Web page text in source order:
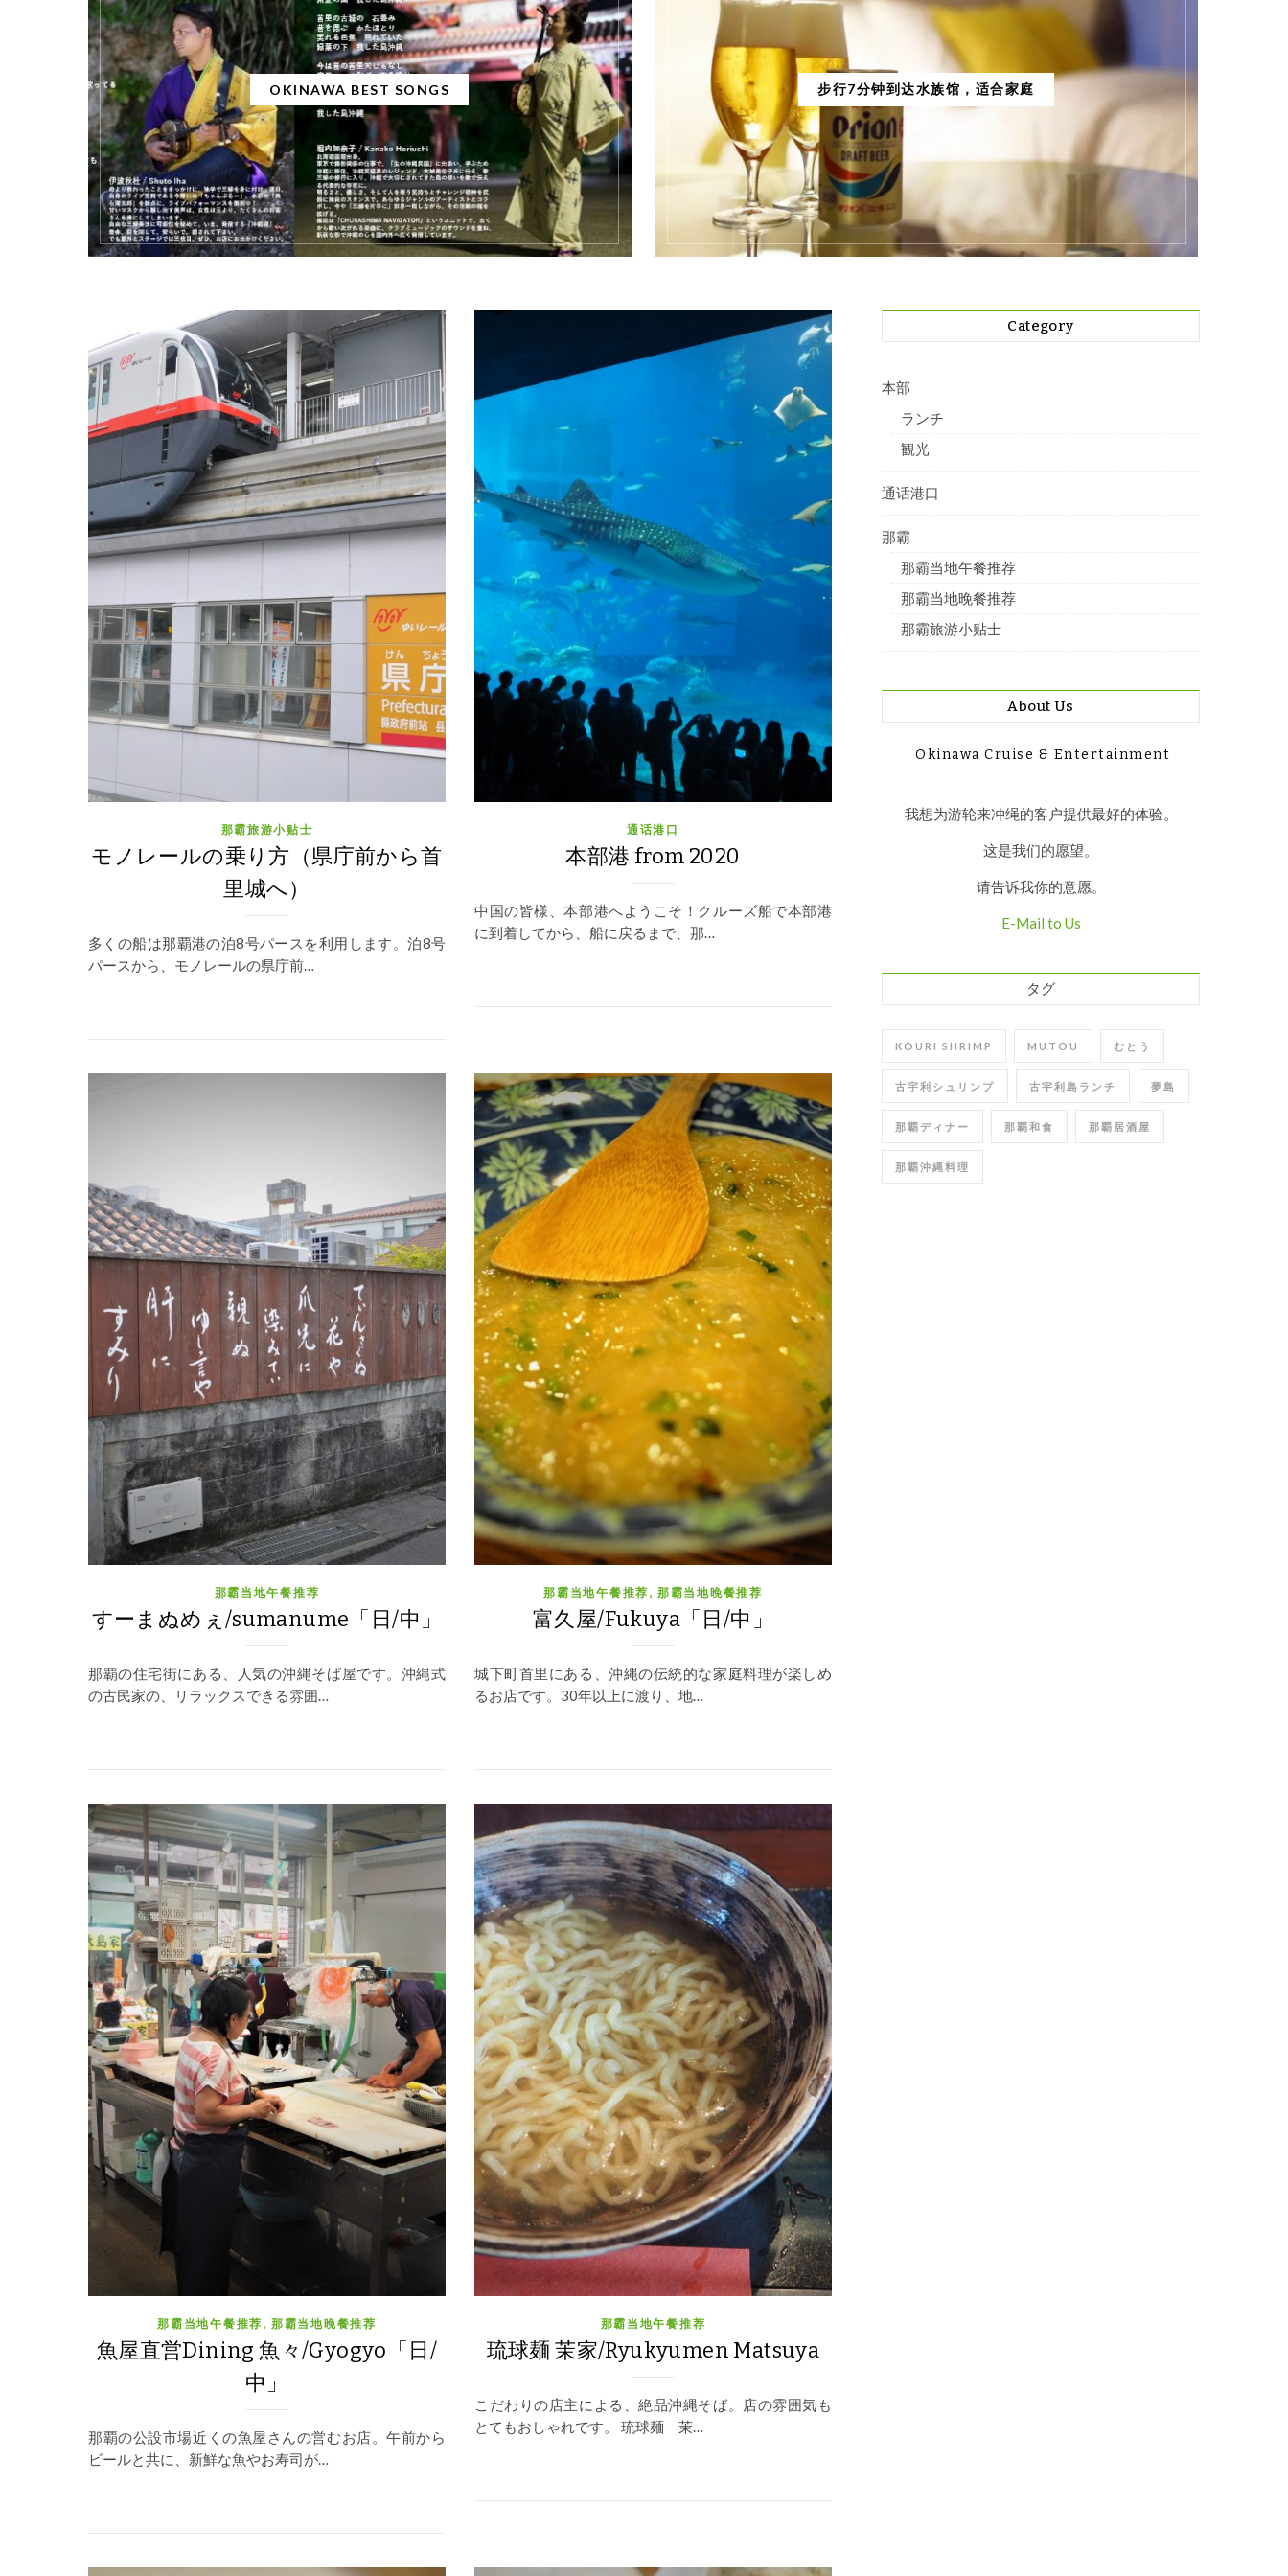
OKINAWA BEST SONGS 步行7分钟到达水族馆，适合家庭
那霸旅游小贴士
モノレールの乗り方（県庁前から首
里城へ）
多くの船は那覇港の泊8号パースを利用します。泊8号
パースから、モノレールの県庁前…
通话港口
本部港 from 2020
中国の皆様、本部港へようこそ！クルーズ船で本部港
に到着してから、船に戻るまで、那…
那霸当地午餐推荐
すーまぬめぇ/sumanume「日/中」
那覇の住宅街にある、人気の沖縄そば屋です。沖縄式
の古民家の、リラックスできる雰囲…
那霸当地午餐推荐 , 那霸当地晚餐推荐
富久屋/Fukuya「日/中」
城下町首里にある、沖縄の伝統的な家庭料理が楽しめ
るお店です。30年以上に渡り、地…
那霸当地午餐推荐 , 那霸当地晚餐推荐
魚屋直営Dining 魚々/Gyogyo「日/
中」
那覇の公設市場近くの魚屋さんの営むお店。午前から
ビールと共に、新鮮な魚やお寿司が…
那霸当地午餐推荐
琉球麺 茉家/Ryukyumen Matsuya
こだわりの店主による、絶品沖縄そば。店の雰囲気も
とてもおしゃれです。 琉球麺 茉…
Category
本部
ランチ
観光
通话港口
那霸
那霸当地午餐推荐
那霸当地晚餐推荐
那霸旅游小贴士
About Us
Okinawa Cruise & Entertainment
我想为游轮来冲绳的客户提供最好的体验。
这是我们的愿望。
请告诉我你的意愿。
E-Mail to Us
タグ
KOURI SHRIMP MUTOU むとう
古宇利シュリンプ 古宇利島ランチ 夢島
那覇ディナー 那覇和食 那覇居酒屋
那覇沖縄料理